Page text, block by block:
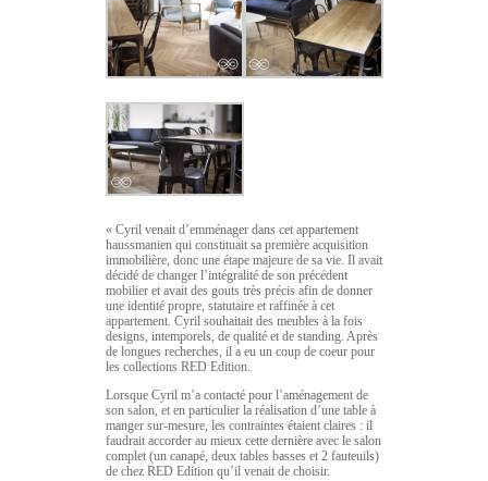
« Cyril venait d’emménager dans cet appartement
haussmanien qui constituait sa première acquisition
immobilière, donc une étape majeure de sa vie. Il avait
décidé de changer l’intégralité de son précédent
mobilier et avait des gouts très précis afin de donner
une identité propre, statutaire et raffinée à cet
appartement. Cyril souhaitait des meubles à la fois
designs, intemporels, de qualité et de standing. Après
de longues recherches, il a eu un coup de coeur pour
les collections RED Edition.
Lorsque Cyril m’a contacté pour l’aménagement de
son salon, et en particulier la réalisation d’une table à
manger sur-mesure, les contraintes étaient claires : il
faudrait accorder au mieux cette dernière avec le salon
complet (un canapé, deux tables basses et 2 fauteuils)
de chez RED Edition qu’il venait de choisir.